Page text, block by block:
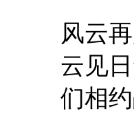
风云
云见
们相